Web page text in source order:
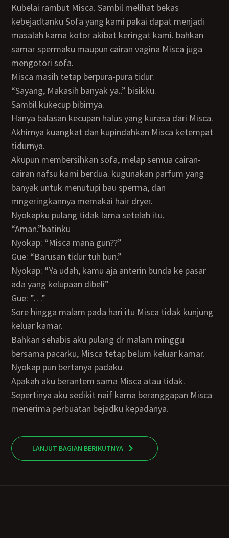
Kubelai rambut Misca. Sambil melihat bekas
kebejadtanku Sofa yang kami pakai dapat menjadi
masalah karna kotor akibat keringat kami. bahkan
samar spermaku maupun cairan vagina Misca juga
mengotori sofa.
Misca masih tetap berpura-pura tidur.
“Sayang, Makasih banyak ya..” bisikku.
Sambil kukecup bibirnya.
Hanya balasan kecupan halus yang kurasa dari Misca.
Akhirnya kuangkat dan kupindahkan Misca ketempat
tidurnya.
Akupun membersihkan sofa, melap semua cairan-
cairan nafsu kami berdua. kugunakan parfum yang
banyak untuk menutupi bau sperma, dan
mngeringkannya memakai hair dryer.
Nyokapku pulang tidak lama setelah itu.
“Aman.”batinku
Nyokap: “Misca mana gun??”
Gue: “Barusan tidur tuh bun.”
Nyokap: “Ya udah, kamu aja anterin bunda ke pasar
ada yang kelupaan dibeli”
Gue: ”…”
Sore hingga malam pada hari itu Misca tidak kunjung
keluar kamar.
Bahkan sehabis aku pulang dr malam minggu
bersama pacarku, Misca tetap belum keluar kamar.
Nyokap pun bertanya padaku.
Apakah aku berantem sama Misca atau tidak.
Sepertinya aku sedikit naif karna beranggapan Misca
menerima perbuatan bejadku kepadanya.
LANJUT BAGIAN BERIKUTNYA